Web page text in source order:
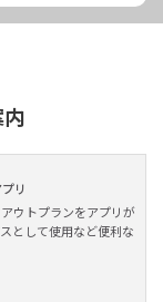
リ
ウトプランをアプリが
として使用など便利な